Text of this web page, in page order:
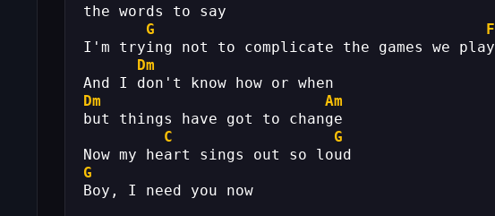
the words to say
G
F
I'm trying not to complicate the games we play
Dm
And I don't know how or when
Dm
Am
but things have got to change
C
G
Now my heart sings out so loud
G
Boy, I need you now